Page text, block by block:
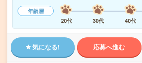
年齢層
20代
30代 40代
気になる! 応募へ進む